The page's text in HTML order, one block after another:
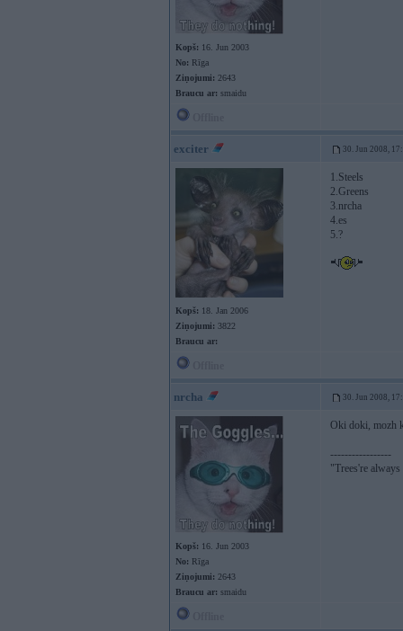
Kopš: 16. Jun 2003
No: Rīga
Ziņojumi: 2643
Braucu ar: smaidu
exciter 30. Jun 2008,
Kopš: 18. Jan 2006
Ziņojumi: 3822
Braucu ar:
1.Steels
2.Greens
3.nrcha
4.es
5.?
nrcha 30. Jun 2008,
Kopš: 16. Jun 2003
No: Rīga
Ziņojumi: 2643
Braucu ar: smaidu
Oki doki, mozh
-----------------
"Trees're